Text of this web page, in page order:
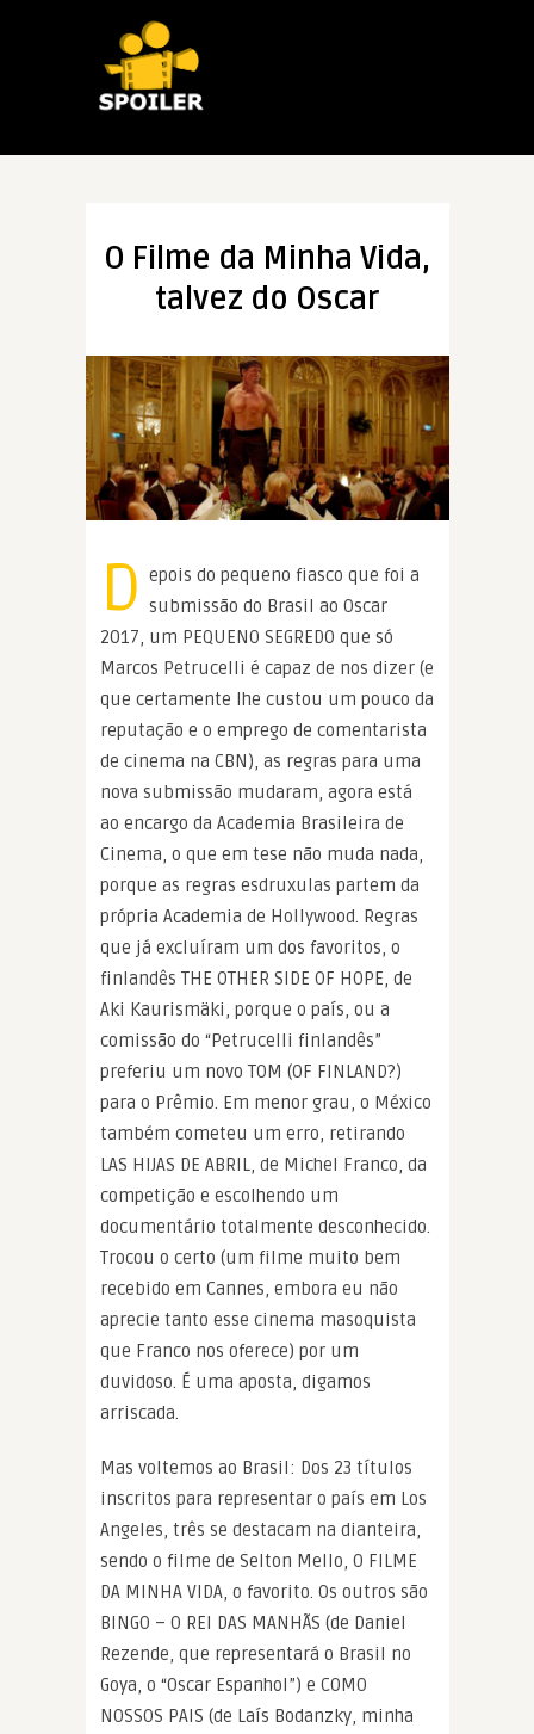
O Filme da Minha Vida,
talvez do Oscar
D epois do pequeno fiasco que foi a
submissão do Brasil ao Oscar
2017, um PEQUENO SEGREDO que só
Marcos Petrucelli é capaz de nos dizer (e
que certamente lhe custou um pouco da
reputação e o emprego de comentarista
de cinema na CBN), as regras para uma
nova submissão mudaram, agora está
ao encargo da Academia Brasileira de
Cinema, o que em tese não muda nada,
porque as regras esdruxulas partem da
própria Academia de Hollywood. Regras
que já excluíram um dos favoritos, o
finlandês THE OTHER SIDE OF HOPE, de
Aki Kaurismäki, porque o país, ou a
comissão do “Petrucelli finlandês”
preferiu um novo TOM (OF FINLAND?)
para o Prêmio. Em menor grau, o México
também cometeu um erro, retirando
LAS HIJAS DE ABRIL, de Michel Franco, da
competição e escolhendo um
documentário totalmente desconhecido.
Trocou o certo (um filme muito bem
recebido em Cannes, embora eu não
aprecie tanto esse cinema masoquista
que Franco nos oferece) por um
duvidoso. É uma aposta, digamos
arriscada.
Mas voltemos ao Brasil: Dos 23 títulos
inscritos para representar o país em Los
Angeles, três se destacam na dianteira,
sendo o filme de Selton Mello, O FILME
DA MINHA VIDA, o favorito. Os outros são
BINGO – O REI DAS MANHÃS (de Daniel
Rezende, que representará o Brasil no
Goya, o “Oscar Espanhol”) e COMO
NOSSOS PAIS (de Laís Bodanzky, minha